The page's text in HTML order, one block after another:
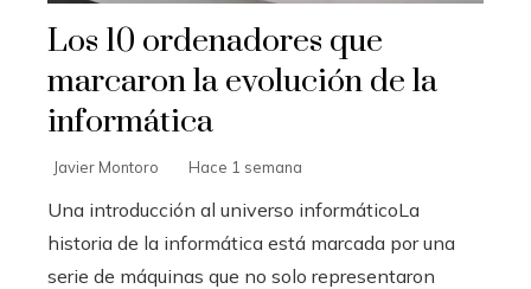
Los 10 ordenadores que
marcaron la evolución de la
informática
Javier Montoro Hace 1 semana
Una introducción al universo informáticoLa
historia de la informática está marcada por una
serie de máquinas que no solo representaron